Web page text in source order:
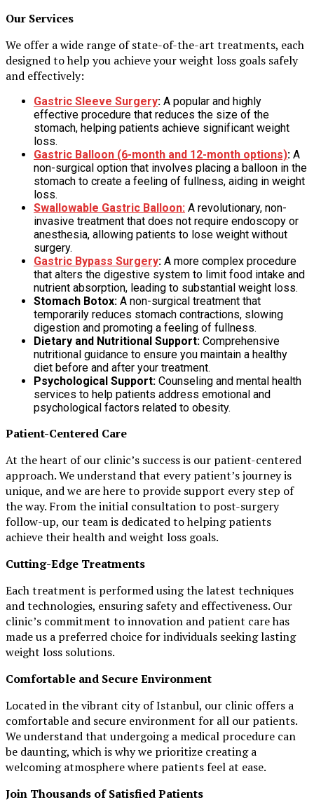
Our Services
We offer a wide range of state-of-the-art treatments, each
designed to help you achieve your weight loss goals safely
and effectively:
Gastric Sleeve Surgery: A popular and highly
effective procedure that reduces the size of the
stomach, helping patients achieve significant weight
loss.
Gastric Balloon (6-month and 12-month options): A
non-surgical option that involves placing a balloon in the
stomach to create a feeling of fullness, aiding in weight
loss.
Swallowable Gastric Balloon: A revolutionary, non-
invasive treatment that does not require endoscopy or
anesthesia, allowing patients to lose weight without
surgery.
Gastric Bypass Surgery: A more complex procedure
that alters the digestive system to limit food intake and
nutrient absorption, leading to substantial weight loss.
Stomach Botox: A non-surgical treatment that
temporarily reduces stomach contractions, slowing
digestion and promoting a feeling of fullness.
Dietary and Nutritional Support: Comprehensive
nutritional guidance to ensure you maintain a healthy
diet before and after your treatment.
Psychological Support: Counseling and mental health
services to help patients address emotional and
psychological factors related to obesity.
Patient-Centered Care
At the heart of our clinic’s success is our patient-centered
approach. We understand that every patient’s journey is
unique, and we are here to provide support every step of
the way. From the initial consultation to post-surgery
follow-up, our team is dedicated to helping patients
achieve their health and weight loss goals.
Cutting-Edge Treatments
Each treatment is performed using the latest techniques
and technologies, ensuring safety and effectiveness. Our
clinic’s commitment to innovation and patient care has
made us a preferred choice for individuals seeking lasting
weight loss solutions.
Comfortable and Secure Environment
Located in the vibrant city of Istanbul, our clinic offers a
comfortable and secure environment for all our patients.
We understand that undergoing a medical procedure can
be daunting, which is why we prioritize creating a
welcoming atmosphere where patients feel at ease.
Join Thousands of Satisfied Patients